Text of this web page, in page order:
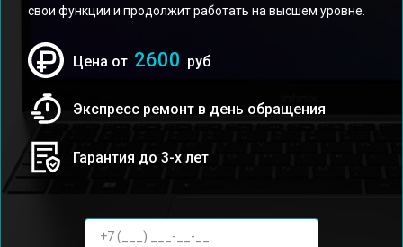
свои функции и продолжит работать на высшем уровне.
Цена от 2600 руб
Экспресс ремонт в день обращения
Гарантия до 3-х лет